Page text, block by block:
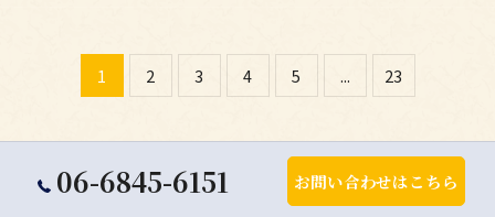
1 2 3 4 5 ... 23
06-6845-6151 お問い合わせはこちら